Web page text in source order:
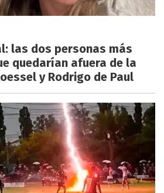
las dos personas más
quedarían afuera de la
y Rodrigo de Paul